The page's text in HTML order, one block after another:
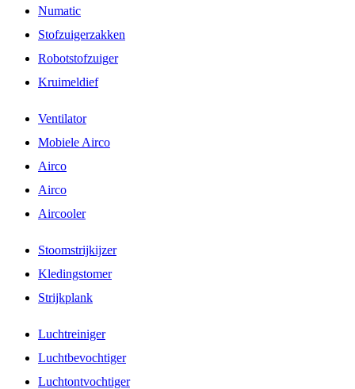
Numatic
Stofzuigerzakken
Robotstofzuiger
Kruimeldief
Ventilator
Mobiele Airco
Airco
Airco
Aircooler
Stoomstrijkijzer
Kledingstomer
Strijkplank
Luchtreiniger
Luchtbevochtiger
Luchtontvochtiger